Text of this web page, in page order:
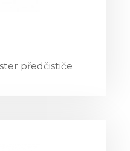
předčističe